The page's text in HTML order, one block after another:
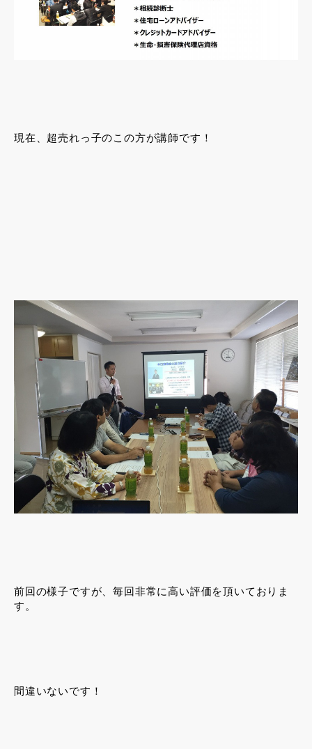
現在、超売れっ子のこの方が講師です！
前回の様子ですが、毎回非常に高い評価を頂いておりま
す。
間違いないです！